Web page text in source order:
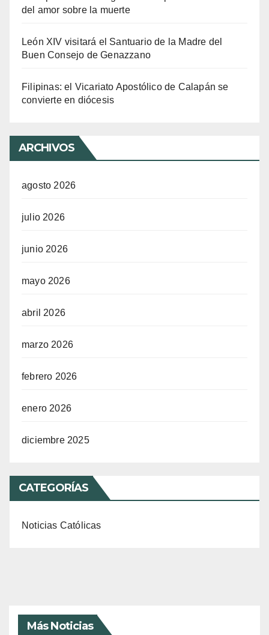
del amor sobre la muerte
León XIV visitará el Santuario de la Madre del
Buen Consejo de Genazzano
Filipinas: el Vicariato Apostólico de Calapán se
convierte en diócesis
ARCHIVOS
agosto 2026
julio 2026
junio 2026
mayo 2026
abril 2026
marzo 2026
febrero 2026
enero 2026
diciembre 2025
CATEGORÍAS
Noticias Católicas
Más Noticias